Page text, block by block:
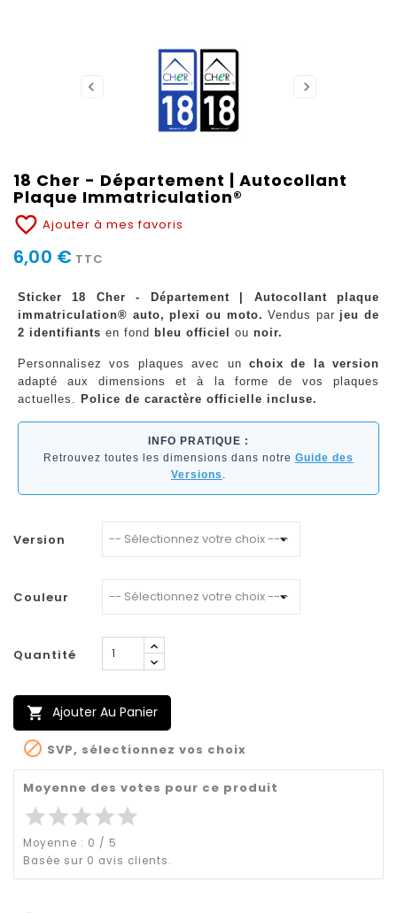
18 Cher - Département | Autocollant
Plaque Immatriculation®
favorite_border Ajouter à mes favoris
6,00 € TTC
Sticker 18 Cher - Département | Autocollant plaque
immatriculation® auto, plexi ou moto. Vendus par jeu de
2 identifiants en fond bleu officiel ou noir.
Personnalisez vos plaques avec un choix de la version
adapté aux dimensions et à la forme de vos plaques
actuelles.
Police de caractère officielle incluse.
INFO PRATIQUE :
Retrouvez toutes les dimensions dans notre Guide des
Versions
Version
Couleur
Quantité
 Ajouter Au Panier
 SVP, sélectionnez vos choix
Moyenne des votes pour ce produit
starstarstarstarstar
Moyenne : 0 / 5
Basée sur 0 avis clients.